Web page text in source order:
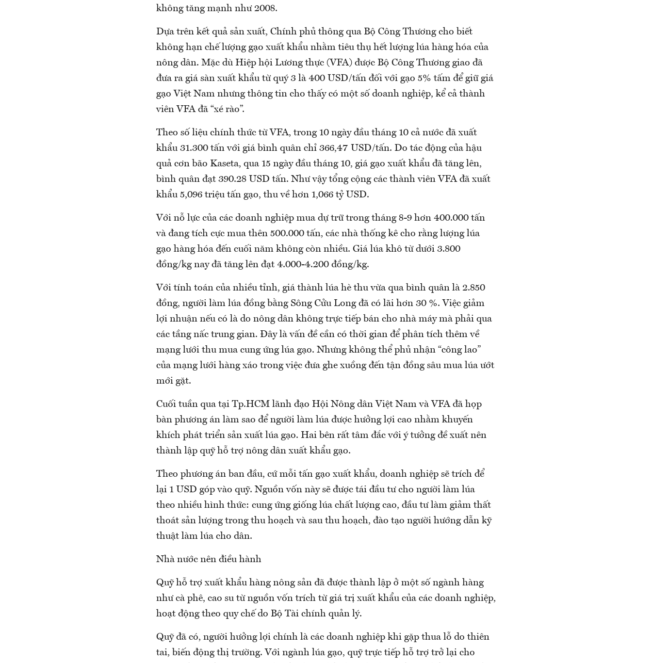
không tăng mạnh như 2008.
Dựa trên kết quả sản xuất, Chính phủ thông qua Bộ Công Thương cho biết
không hạn chế lượng gạo xuất khẩu nhằm tiêu thụ hết lượng lúa hàng hóa của
nông dân. Mặc dù Hiệp hội Lương thực (VFA) được Bộ Công Thương giao đã
đưa ra giá sàn xuất khẩu từ quý 3 là 400 USD/tấn đối với gạo 5% tấm để giữ giá
gạo Việt Nam nhưng thông tin cho thấy có một số doanh nghiệp, kể cả thành
viên VFA đã “xé rào”.
Theo số liệu chính thức từ VFA, trong 10 ngày đầu tháng 10 cả nước đã xuất
khẩu 31.300 tấn với giá bình quân chỉ 366,47 USD/tấn. Do tác động của hậu
quả cơn bão Kaseta, qua 15 ngày đầu tháng 10, giá gạo xuất khẩu đã tăng lên,
bình quân đạt 390.28 USD tấn. Như vậy tổng cộng các thành viên VFA đã xuất
khẩu 5,096 triệu tấn gạo, thu về hơn 1,066 tỷ USD.
Với nỗ lực của các doanh nghiệp mua dự trữ trong tháng 8-9 hơn 400.000 tấn
và đang tích cực mua thên 500.000 tấn, các nhà thống kê cho rằng lượng lúa
gạo hàng hóa đến cuối năm không còn nhiều. Giá lúa khô từ dưới 3.800
đồng/kg nay đã tăng lên đạt 4.000-4.200 đồng/kg.
Với tính toán của nhiều tỉnh, giá thành lúa hè thu vừa qua bình quân là 2.850
đồng, người làm lúa đồng bằng Sông Cửu Long đã có lãi hơn 30 %. Việc giảm
lợi nhuận nếu có là do nông dân không trực tiếp bán cho nhà máy mà phải qua
các tầng nấc trung gian. Đây là vấn đề cần có thời gian để phân tích thêm về
mạng lưới thu mua cung ứng lúa gạo. Nhưng không thể phủ nhận “công lao”
của mạng lưới hàng xáo trong việc đưa ghe xuồng đến tận đồng sâu mua lúa ướt
mới gặt.
Cuối tuần qua tại Tp.HCM lãnh đạo Hội Nông dân Việt Nam và VFA đã họp
bàn phương án làm sao để người làm lúa được hưởng lợi cao nhằm khuyến
khích phát triển sản xuất lúa gạo. Hai bên rất tâm đắc với ý tưởng đề xuất nên
thành lập quỹ hỗ trợ nông dân xuất khẩu gạo.
Theo phương án ban đầu, cứ mỗi tấn gạo xuất khẩu, doanh nghiệp sẽ trích để
lại 1 USD góp vào quỹ. Nguồn vốn này sẽ được tái đầu tư cho người làm lúa
theo nhiều hình thức: cung ứng giống lúa chất lượng cao, đầu tư làm giảm thất
thoát sản lượng trong thu hoạch và sau thu hoạch, đào tạo người hướng dẫn kỹ
thuật làm lúa cho dân.
Nhà nước nên điều hành
Quỹ hỗ trợ xuất khẩu hàng nông sản đã được thành lập ở một số ngành hàng
như cà phê, cao su từ nguồn vốn trích từ giá trị xuất khẩu của các doanh nghiệp,
hoạt động theo quy chế do Bộ Tài chính quản lý.
Quỹ đã có, người hưởng lợi chính là các doanh nghiệp khi gặp thua lỗ do thiên
tai, biến động thị trường. Với ngành lúa gạo, quỹ trực tiếp hỗ trợ trở lại cho